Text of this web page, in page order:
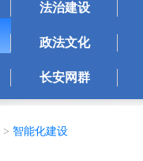
法治建设
政法文化
长安网群
> 智能化建设